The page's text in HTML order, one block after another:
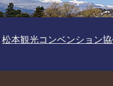
松本観光コンベンション